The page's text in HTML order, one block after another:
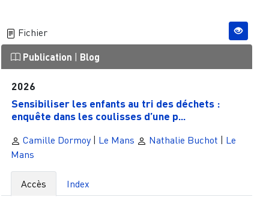
Fichier
Publication | Blog
2026
Sensibiliser les enfants au tri des déchets :
enquête dans les coulisses d’une p...
Camille Dormoy| Le Mans Nathalie Buchot
Le
Mans
Accès Index